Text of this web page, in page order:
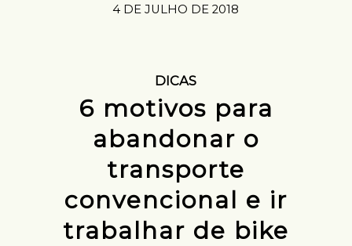
4 DE JULHO DE 2018
DICAS
6 motivos para
abandonar o
transporte
convencional e ir
trabalhar de bike